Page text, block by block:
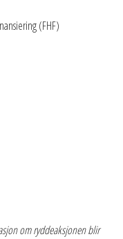
(FHF)
om ryddeaksjonen blir